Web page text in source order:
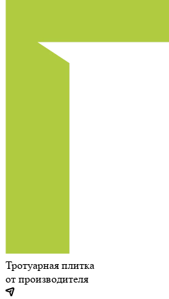
Тротуарная плитка
от производителя